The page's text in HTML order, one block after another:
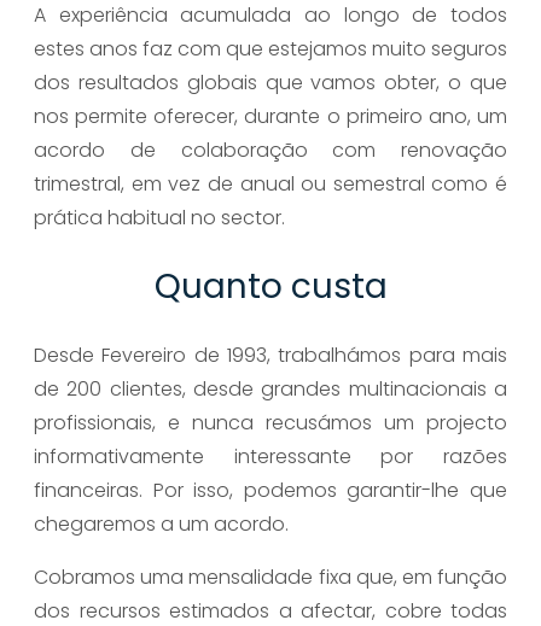
A experiência acumulada ao longo de todos
estes anos faz com que estejamos muito seguros
dos resultados globais que vamos obter, o que
nos permite oferecer, durante o primeiro ano, um
acordo de colaboração com renovação
trimestral, em vez de anual ou semestral como é
prática habitual no sector.
Quanto custa
Desde Fevereiro de 1993, trabalhámos para mais
de 200 clientes, desde grandes multinacionais a
profissionais, e nunca recusámos um projecto
informativamente interessante por razões
financeiras. Por isso, podemos garantir-lhe que
chegaremos a um acordo.
Cobramos uma mensalidade fixa que, em função
dos recursos estimados a afectar, cobre todas